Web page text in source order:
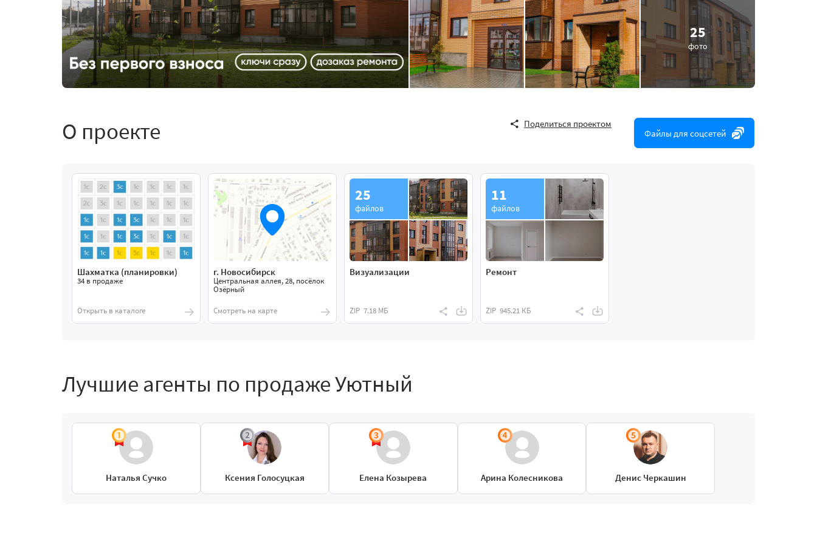
25
фото
О проекте
Поделиться проектом
Файлы для соцсетей
Шахматка (планировки)
34 в продаже
Открыть в каталоге
г. Новосибирск
Центральная аллея, 28, посёлок
Озёрный
Смотреть на карте
25
файлов
Визуализации
ZIP 7.18 МБ
11
файлов
Ремонт
ZIP 945.21 КБ
Лучшие агенты по продаже Уютный
Наталья Сучко Ксения Голосуцкая Елена Козырева Арина Колесникова Денис Черкашин